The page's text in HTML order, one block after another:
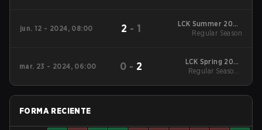
jun. 12 - 2024, 08:00 2 - 1
LCK Summer 2024
Regular Season
Regular Season
mar. 23 - 2024, 06:00 0 - 2
LCK Spring 2024
Regular Season
Regular Season -
FORMA RECIENTE